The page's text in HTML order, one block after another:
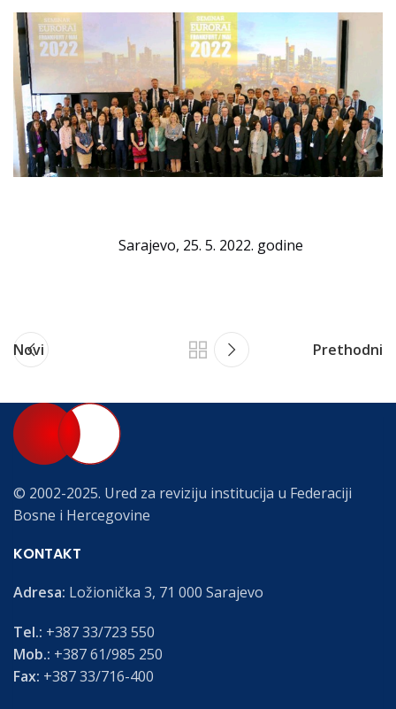
Sarajevo, 25. 5. 2022. godine
Novi Prethodni
© 2002-2025. Ured za reviziju institucija u Federaciji
Bosne i Hercegovine
KONTAKT
Adresa: Ložionička 3, 71 000 Sarajevo
Tel.: +387 33/723 550
Mob.: +387 61/985 250
Fax: +387 33/716-400